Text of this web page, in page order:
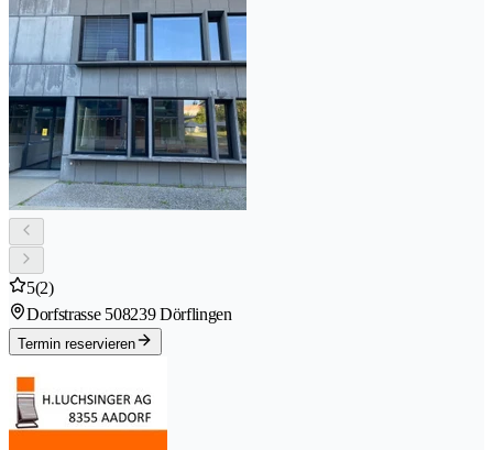
5(2)
Dorfstrasse 508239 Dörflingen
Termin reservieren